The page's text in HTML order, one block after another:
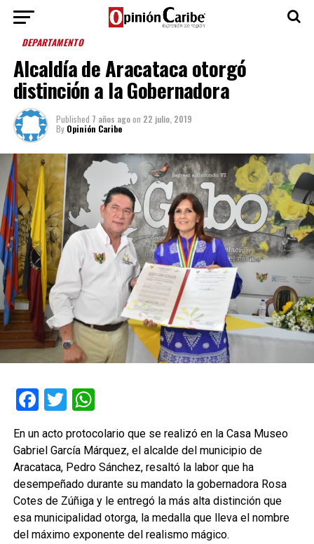
DEPARTAMENTO
Alcaldía de Aracataca otorgó
distinción a la Gobernadora
Published 7 años agoon 22 julio, 2019
By Opinión Caribe
Facebook
TwitterWhatsApp
En un acto protocolario que se realizó en la Casa Museo
Gabriel García Márquez, el alcalde del municipio de
Aracataca, Pedro Sánchez, resaltó la labor que ha
desempeñado durante su mandato la gobernadora Rosa
Cotes de Zúñiga y le entregó la más alta distinción que
esa municipalidad otorga, la medalla que lleva el nombre
del máximo exponente del realismo mágico.